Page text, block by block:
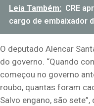
Leia Também: CRE
cargo de embaixador
O deputado Alencar
do governo. “Quando
começou no governo
roubo, quantas foram
Salvo engano, são sete”,